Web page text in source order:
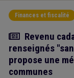
Finances et fiscalité
Actualité
Revenu
renseignés
propose une
communes